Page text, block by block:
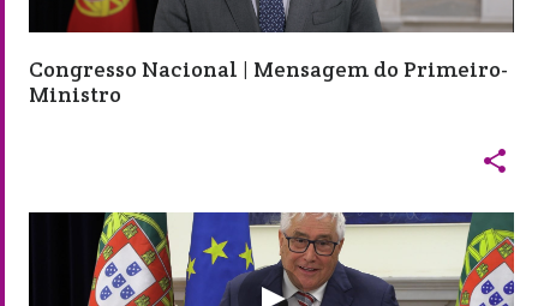
Congresso Nacional | Mensagem do Primeiro-
Ministro
